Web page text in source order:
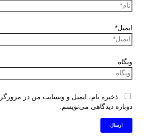
ایمیل*
وبگاه
ذخیره نام، ایمیل و وبسایت من در
دوباره دیدگاهی می‌نویسم.